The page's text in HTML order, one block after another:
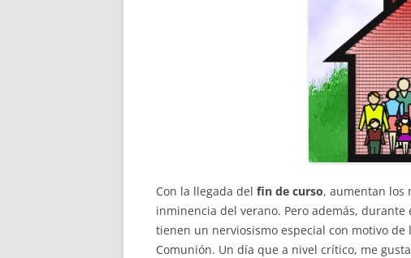
Con la llegada del fin de curso, aumentan los
inminencia del verano. Pero además,
tienen un nerviosismo especial con motivo
Comunión. Un día que a nivel crítico, me